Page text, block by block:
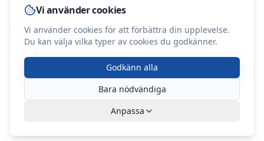
Integritetspolicy
Användarvillkor
©2026BoDialog. Alla rättigheter förbehållna.
IntegritetVillkorCookies
Vi använder cookies
Vi använder cookies för att förbättra din upplevelse.
Du kan välja vilka typer av cookies du godkänner.
Godkänn alla
Bara nödvändiga
Anpassa